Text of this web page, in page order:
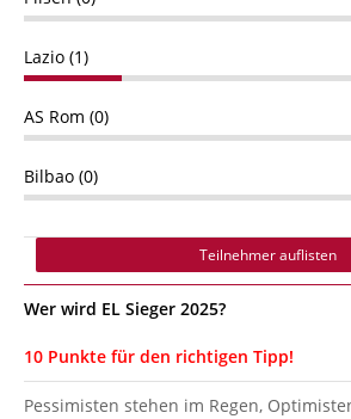
Lazio (1)
AS Rom (0)
Bilbao (0)
Teilnehmer auflisten
Wer wird EL Sieger 2025?
10 Punkte für den richtigen Tipp!
Pessimisten stehen im Regen,